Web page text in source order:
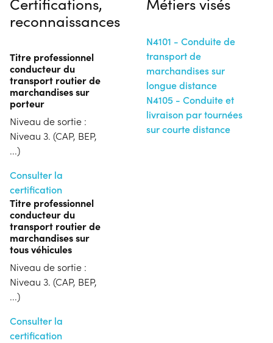
reconnaissances
Titre professionnel
conducteur du
transport routier de
marchandises sur
porteur
Niveau de sortie :
Niveau 3. (CAP, BEP,
...)
Consulter la
certification
Titre professionnel
conducteur du
transport routier de
marchandises sur
tous véhicules
Niveau de sortie :
Niveau 3. (CAP, BEP,
...)
Consulter la
certification
N4101 - Conduite de
transport de
marchandises sur
longue distance
N4105 - Conduite et
livraison par tournées
sur courte distance